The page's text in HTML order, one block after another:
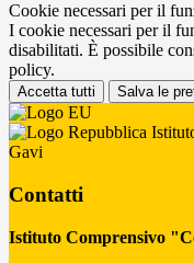
Cookie necessari per il
I cookie necessari per il
disabilitati. È possibile
policy.
Accetta tutti Salva le
Gavi
Contatti
Istituto Comprensivo